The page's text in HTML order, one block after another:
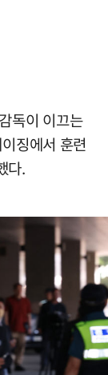
독이 이끄는
징에서 훈련
다.